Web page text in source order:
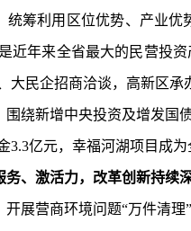
统筹利用区位优势、产业优
近年来全省最大的民营投
大民企招商洽谈，高新区
围绕新增中央投资及增发国
3.3亿元，幸福河湖项目成
务、激活力，改革创新持续
开展营商环境问题“万件清